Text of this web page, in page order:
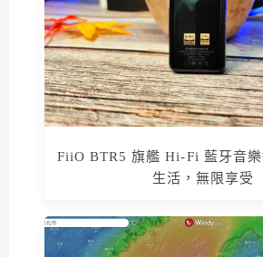
FiiO BTR5 旗艦 Hi-Fi 藍牙音
生活，無限享受